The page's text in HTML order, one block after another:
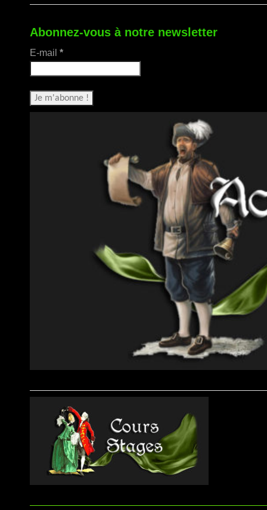
Abonnez-vous à notre newsletter
E-mail *